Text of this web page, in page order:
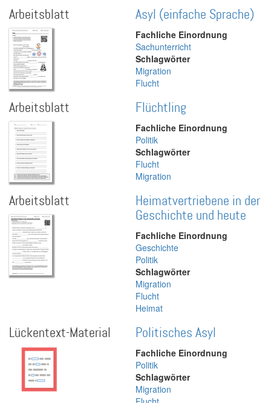
Arbeitsblatt Asyl (einfache Sprache)
Fachliche Einordnung
Sachunterricht
Schlagwörter
Migration
Flucht
Arbeitsblatt Flüchtling
Fachliche Einordnung
Politik
Schlagwörter
Flucht
Migration
Arbeitsblatt
Heimatvertriebene in der
Geschichte und heute
Fachliche Einordnung
Geschichte
Politik
Schlagwörter
Migration
Flucht
Heimat
Lückentext-Material Politisches Asyl
Fachliche Einordnung
Politik
Schlagwörter
Migration